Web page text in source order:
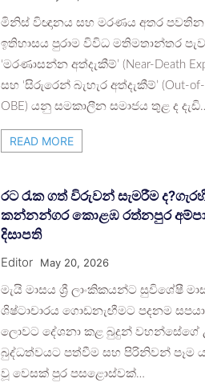
මිනිස් විඥානය සහ මරණය අතර පවතින
ඉතිහාසය පුරාම විවිධ මතිමතාන්තර
‘මරණාසන්න අත්දැකීම්’ (Near-Death
සහ ‘සිරුරෙන් බැහැර අත්දැකීම්’ (Out-of-
OBE) යනු සමකාලීන සමාජය තුළ ද
READ MORE
රට රැක ගත් විරුවන් සැමරීම
කන්නන්ගර කොළඹ රත්නපුර
දිසාපති
Editor May 20, 2026
මැයි මාසය ශ්‍රී ලාංකිකයන්ට සුවිශේෂී
ශිෂ්ටාචාරය ගොඩනැඟීමට පදනම
ලොවට දේශනා කළ බුදුන් වහන්සේගේ
බුද්ධත්වයට පත්වීම සහ පිරිනිවන් පෑම
වූ වෙසක් පුර පසළොස්වක්…